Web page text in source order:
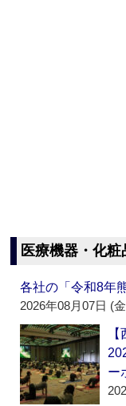
医療機器・化粧
各社の「令和8年
2026年08月07日 (
ー